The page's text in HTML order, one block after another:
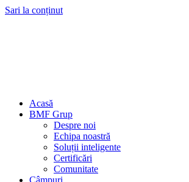
Sari la conținut
Acasă
BMF Grup
Despre noi
Echipa noastră
Soluții inteligente
Certificări
Comunitate
Câmpuri